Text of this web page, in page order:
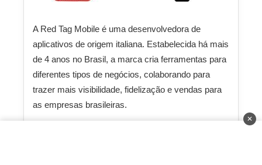
A Red Tag Mobile é uma desenvolvedora de
aplicativos de origem italiana. Estabelecida há mais
de 4 anos no Brasil, a marca cria ferramentas para
diferentes tipos de negócios, colaborando para
trazer mais visibilidade, fidelização e vendas para
as empresas brasileiras.
✕